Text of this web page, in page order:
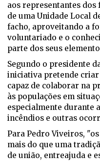
aos representantes dos
de uma Unidade Local
facho, aproveitando a
voluntariado e o
parte dos seus
Segundo o presidente
iniciativa pretende
capaz de colaborar na
às populações em
especialmente durante
incêndios e outras
Para Pedro Viveiros,
mais do que uma
de união, entreajuda e